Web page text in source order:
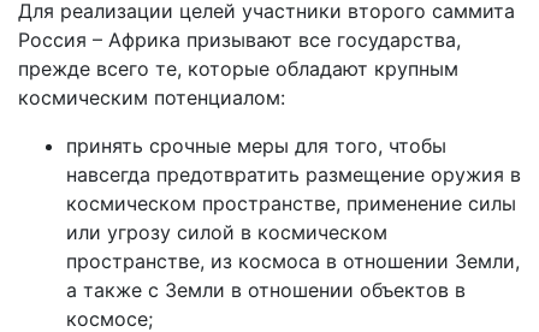
Для реализации целей участники второго саммита
Россия – Африка призывают все государства,
прежде всего те, которые обладают крупным
космическим потенциалом:
принять срочные меры для того, чтобы
навсегда предотвратить размещение оружия в
космическом пространстве, применение силы
или угрозу силой в космическом
пространстве, из космоса в отношении Земли,
а также с Земли в отношении объектов в
космосе;